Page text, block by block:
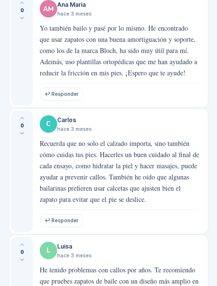
0 AM Ana María
hace 3 meses
Yo también bailo y pasé por lo mismo. He encontrado
que usar zapatos con una buena amortiguación y soporte,
como los de la marca Bloch, ha sido muy útil para mí.
Además, uso plantillas ortopédicas que me han ayudado a
reducir la fricción en mis pies. ¡Espero que te ayude!
↩ Responder
0 C Carlos
hace 3 meses
Recuerda que no solo el calzado importa, sino también
cómo cuidas tus pies. Hacerles un buen cuidado al final de
cada ensayo, como hidratar la piel y hacer masajes, puede
ayudar a prevenir callos. También he oído que algunas
bailarinas prefieren usar calcetas que ajusten bien el
zapato para evitar que el pie se deslice.
↩ Responder
0 L Luisa
hace 3 meses
He tenido problemas con callos por años. Te recomiendo
que pruebes zapatos de baile con un diseño más amplio en